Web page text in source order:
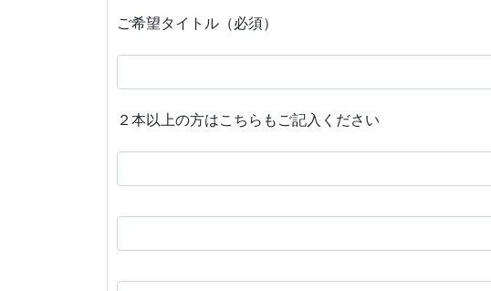
ご希望タイトル（必須）
２本以上の方はこちらもご記入ください